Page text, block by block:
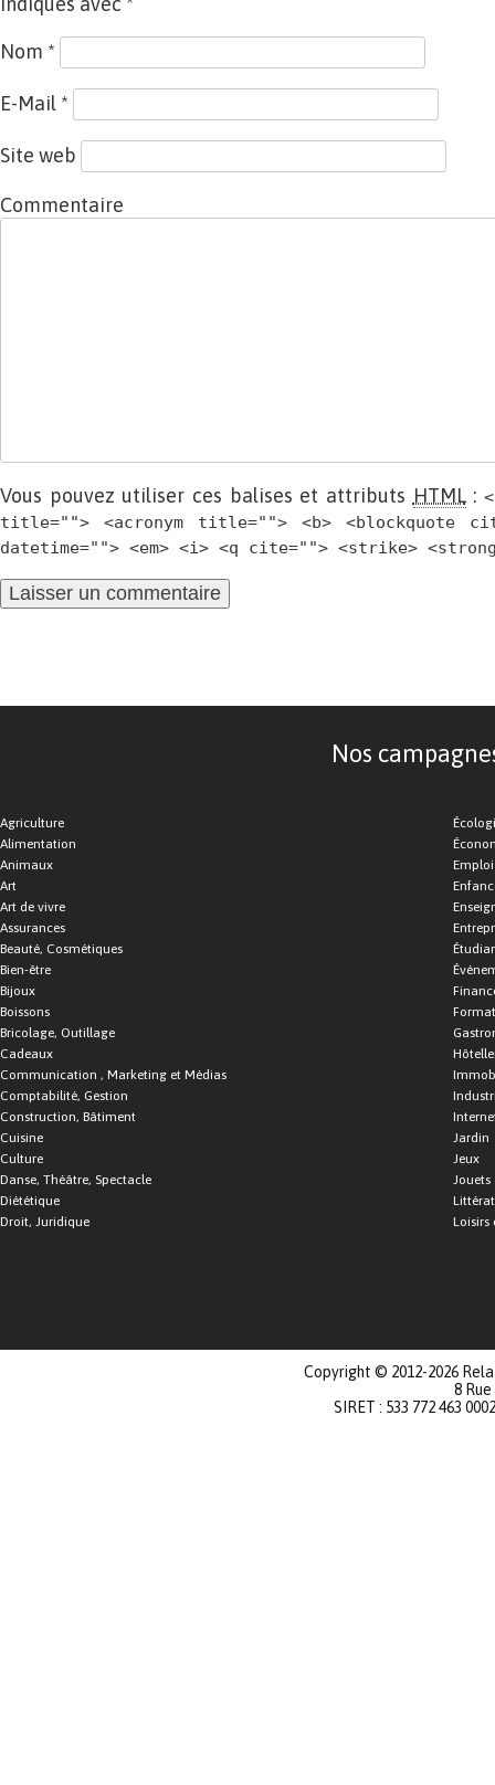
Nom *
E-Mail *
Site web
Commentaire
Vous pouvez utiliser ces balises et attributs HTML:
title=""> <acronym title=""> <b> <blockquote
datetime=""> <em> <i> <q cite=""> <strike>
Nos
Agriculture
Alimentation
Animaux
Art
Art de vivre
Assurances
Beauté, Cosmétiques
Bien-être
Bijoux
Boissons
Bricolage, Outillage
Cadeaux
Communication , Marketing et Médias
Comptabilité, Gestion
Construction, Bâtiment
Cuisine
Culture
Danse, Théâtre, Spectacle
Diététique
Droit, Juridique
Emploi
Jardin
Jeux
Jouets
Loisirs
Copyright © 2012-2026
8
SIRET : 533 772 463